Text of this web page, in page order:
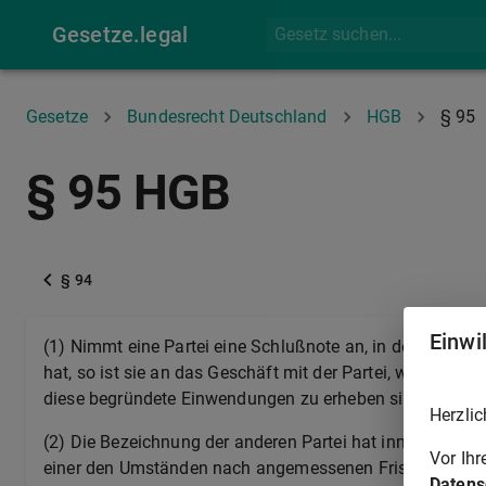
Gesetze.legal
Gesetze Bundesrecht Deutschland HGB § 95
§ 95 HGB
§ 94
(1) Nimmt eine Partei eine Schlußnote an, in der sich
hat, so ist sie an das Geschäft mit der Partei, welche ihr
diese begründete Einwendungen zu erheben sind.
(2) Die Bezeichnung der anderen Partei hat innerhalb
einer den Umständen nach angemessenen Frist zuVor